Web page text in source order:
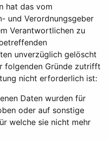
hat das vom
und Verordnungsgeber
Verantwortlichen zu
unverzüglich gelöscht
folgenden Gründe zutrifft
nicht erforderlich ist:
Daten wurden für
oder auf sonstige
welche sie nicht mehr